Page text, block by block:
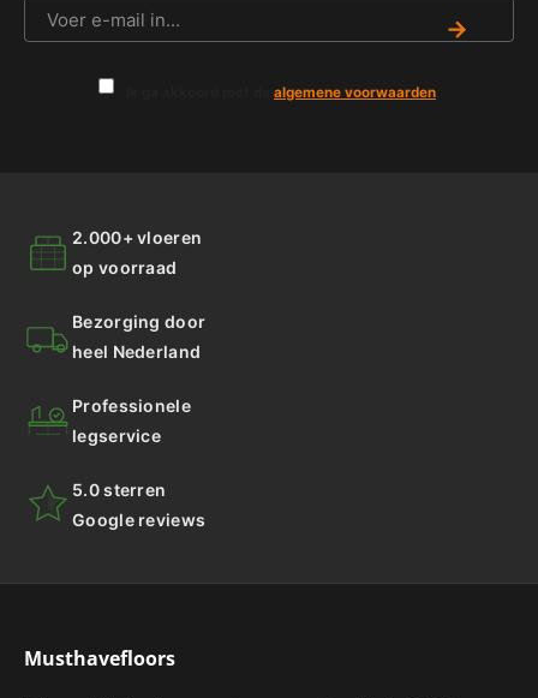
→
algemene voorwaarden
2.000+ vloeren
op voorraad
Bezorging door
heel Nederland
Professionele
legservice
5.0 sterren
Google reviews
Musthavefloors